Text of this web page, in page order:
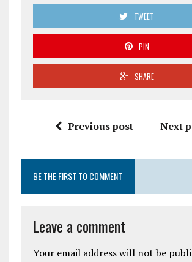
TWEET
PIN
SHARE
Previous post Next
BE THE FIRST TO COMMENT
Leave a comment
Your email address will not be